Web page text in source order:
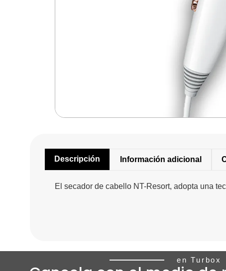
Descripción Información adicional
El secador de cabello NT-Resort, adopta una
en Turbox